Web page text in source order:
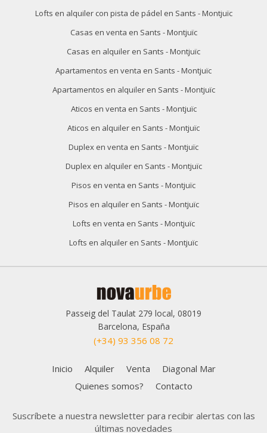
Lofts en alquiler con pista de pádel en Sants - Montjuïc
Casas en venta en Sants - Montjuïc
Casas en alquiler en Sants - Montjuïc
Apartamentos en venta en Sants - Montjuïc
Apartamentos en alquiler en Sants - Montjuïc
Aticos en venta en Sants - Montjuïc
Aticos en alquiler en Sants - Montjuïc
Duplex en venta en Sants - Montjuïc
Duplex en alquiler en Sants - Montjuïc
Pisos en venta en Sants - Montjuïc
Pisos en alquiler en Sants - Montjuïc
Lofts en venta en Sants - Montjuïc
Lofts en alquiler en Sants - Montjuïc
Passeig del Taulat 279 local, 08019
Barcelona, España
(+34) 93 356 08 72
Inicio Alquiler Venta
Diagonal Mar
Quienes somos?
Contacto
Suscríbete a nuestra newsletter para recibir alertas con las
últimas novedades
Guardar configuración Aceptar todas